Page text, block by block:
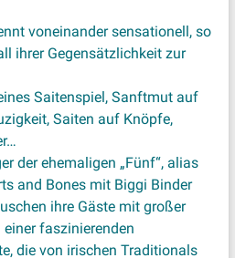
voneinander sensationell, so
ihrer Gegensätzlichkeit zur
Saitenspiel, Sanftmut auf
Saiten auf Knöpfe,
der ehemaligen „Fünf“, alias
and Bones mit Biggi Binder
ihre Gäste mit großer
faszinierenden
die von irischen Traditionals